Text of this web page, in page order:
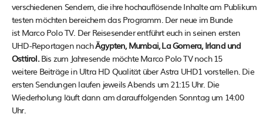
verschiedenen Sendern, die ihre hochauflösende Inhalte am Publikum
testen möchten bereichern das Programm. Der neue im Bunde
ist Marco Polo TV. Der Reisesender entführt euch in seinen ersten
UHD-Reportagen nachÄgypten, Mumbai, La Gomera, Irland und
Osttirol.Bis zum Jahresende möchte Marco Polo TV noch 15
weitere Beiträge in Ultra HD Qualität über Astra UHD1 vorstellen. Die
ersten Sendungen laufen jeweils Abends um 21:15 Uhr. Die
Wiederholung läuft dann am darauffolgenden Sonntag um 14:00
Uhr.